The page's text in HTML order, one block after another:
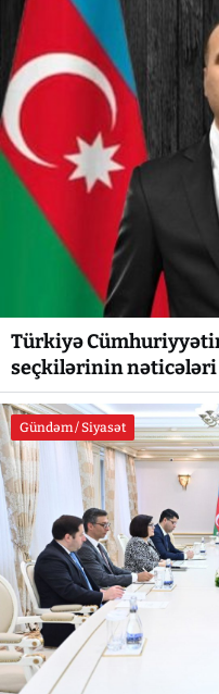
Türkiyə
seçkilərinin nəticələri
Gündəm / Siyasət